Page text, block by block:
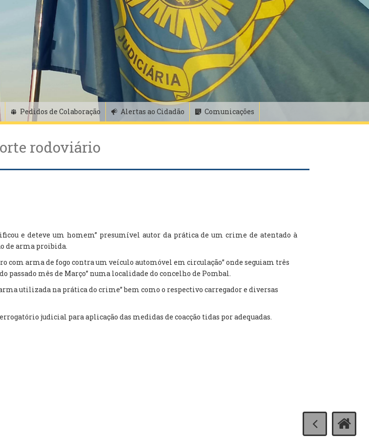
Pedidos de Colaboração Alertas ao Cidadão Comunicações
rodoviário
e deteve um homem” presumível autor da prática de um crime de atentado à
de arma proibida.
com arma de fogo contra um veículo automóvel em circulação” onde seguiam três
mês de Março” numa localidade do concelho de Pombal.
utilizada na prática do crime” bem como o respectivo carregador e diversas
judicial para aplicação das medidas de coacção tidas por adequadas.